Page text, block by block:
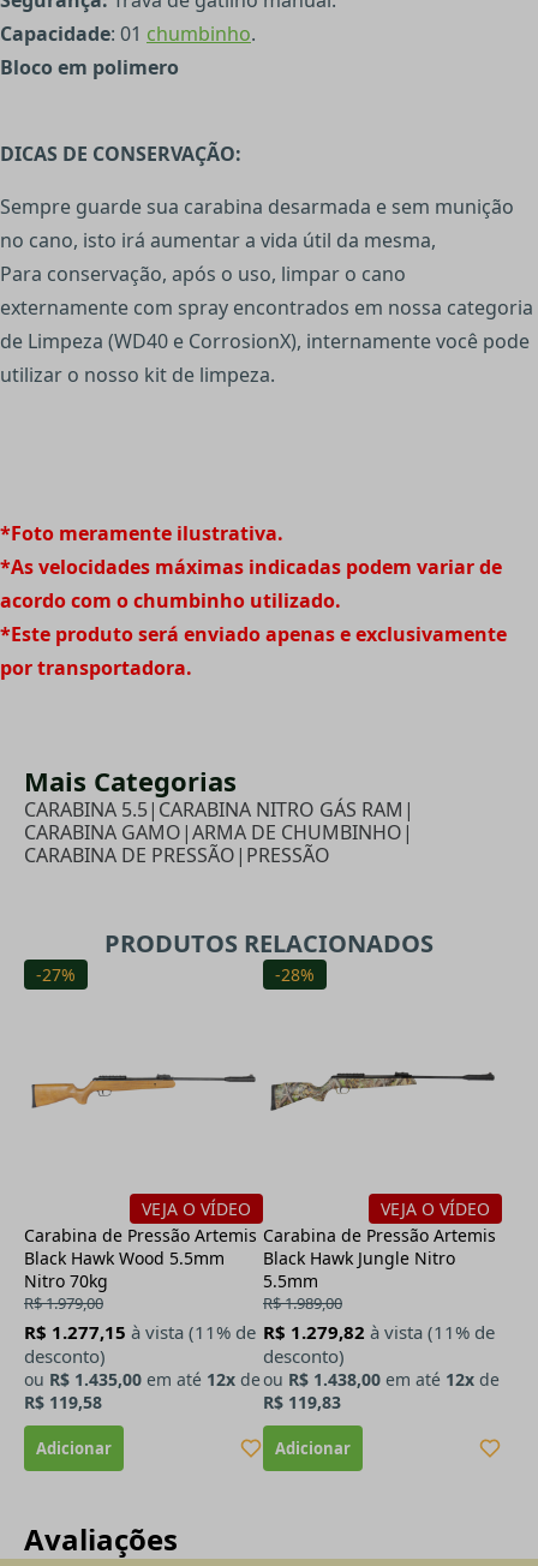
Capacidade: 01 chumbinho.
Bloco em polimero
DICAS DE CONSERVAÇÃO:
Sempre guarde sua carabina desarmada e sem munição
no cano, isto irá aumentar a vida útil da mesma,
Para conservação, após o uso, limpar o cano
externamente com spray encontrados em nossa categoria
de Limpeza (WD40 e CorrosionX), internamente você pode
utilizar o nosso kit de limpeza.
*Foto meramente ilustrativa.
*As velocidades máximas indicadas podem variar de
acordo com o chumbinho utilizado.
*Este produto será enviado apenas e exclusivamente
por transportadora.
Mais Categorias
CARABINA 5.5| CARABINA NITRO GÁS RAM |
CARABINA GAMO|ARMA DE CHUMBINHO|
CARABINA DE PRESSÃO| PRESSÃO
PRODUTOS RELACIONADOS
-27%
VEJA O VÍDEO
Carabina de Pressão Artemis
Black Hawk Wood 5.5mm
Nitro 70kg
R$ 1.979,00
R$ 1.277,15 à vista (11% de
desconto)
ou R$ 1.435,00 em até 12x de
R$ 119,58
-28%
VEJA O VÍDEO
Carabina de Pressão Artemis
Black Hawk Jungle Nitro
5.5mm
R$ 1.989,00
R$ 1.279,82 à vista (11% de
desconto)
ou R$ 1.438,00 em até 12x de
R$ 119,83
Avaliações